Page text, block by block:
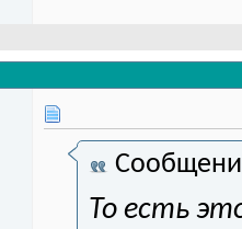
То есть